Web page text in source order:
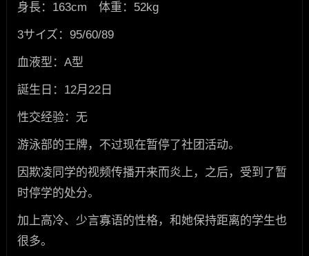
身長：163cm 体重：52kg
3サイズ：95/60/89
血液型：A型
誕生日：12月22日
性交经验：无
游泳部的王牌，不过现在暂停了社团活动。
因欺凌同学的视频传播开来而炎上，之后，受到了暂
时停学的处分。
加上高冷、少言寡语的性格，和她保持距离的学生也
很多。